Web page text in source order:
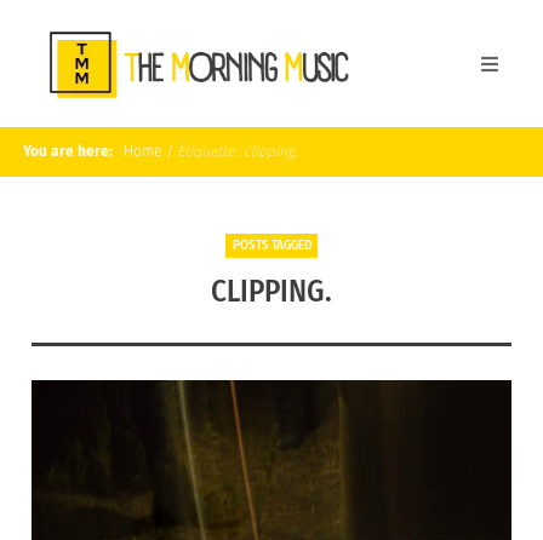
You are here: Home / Étiquette : clipping.
POSTS TAGGED
CLIPPING.